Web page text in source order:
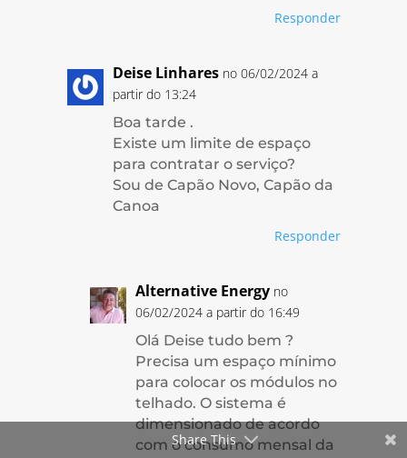
Responder
Deise Linhares no 06/02/2024 a
partir do 13:24
Boa tarde .
Existe um limite de espaço
para contratar o serviço?
Sou de Capão Novo, Capão da
Canoa
Responder
Alternative Energy no
06/02/2024 a partir do 16:49
Olá Deise tudo bem ?
Precisa um espaço mínimo
para colocar os módulos no
telhado. O sistema é
dimensionado de acordo
com o consumo mensal da
Share This